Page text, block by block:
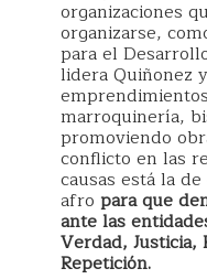
organizaciones
organizarse,
para el
lidera Quiñonez
marroquinería,
promoviendo
conflicto en las
causas está la
afro para que
ante las
Verdad, Justicia,
Repetición.